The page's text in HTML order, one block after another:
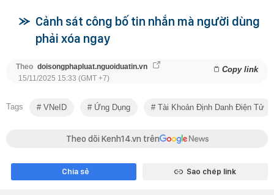
Cảnh sát công bố tin nhắn mà người dùng
phải xóa ngay
Theo doisongphapluat.nguoiduatin.vn Copy link
15/11/2025 15:33 (GMT +7)
Tags VNeID Ứng Dụng Tài Khoản Định Danh Điện Tử
Theo dõi Kenh14.vn trên
Chia sẻ Sao chép link